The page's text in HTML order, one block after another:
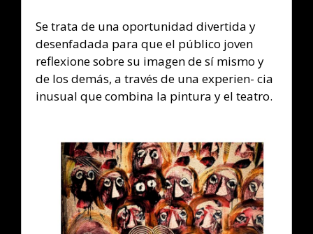
Se trata de una oportunidad divertida y
desenfadada para que el público joven
reflexione sobre su imagen de sí mismo y
de los demás, a través de una experien- cia
inusual que combina la pintura y el teatro.